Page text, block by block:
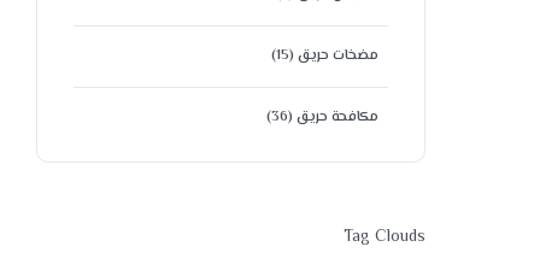
مضخات حريق (15)
مكافحة حريق (36)
Tag Clouds